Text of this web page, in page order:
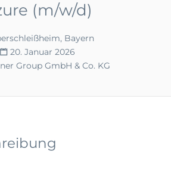
(m/w/d)
Bayern
20. Januar 2026
Group GmbH & Co. KG